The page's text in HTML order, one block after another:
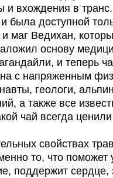
вхождения в
была доступной
маг Ведихан,
основу
и теперь
с напряженным
геологи,
а также все
чай всегда ценили
свойствах
то, что поможет
поддержит сердце,